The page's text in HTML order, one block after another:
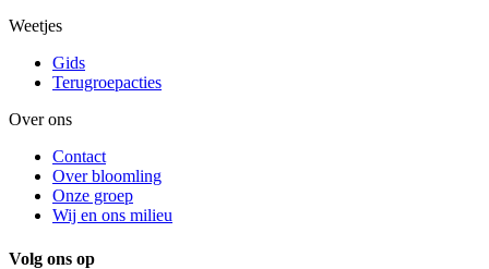
Weetjes
Gids
Terugroepacties
Over ons
Contact
Over bloomling
Onze groep
Wij en ons milieu
Volg ons op